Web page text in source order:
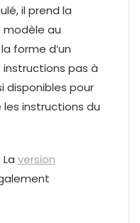
il prend la
modèle au
forme d’un
instructions pas à
disponibles pour
instructions du
version